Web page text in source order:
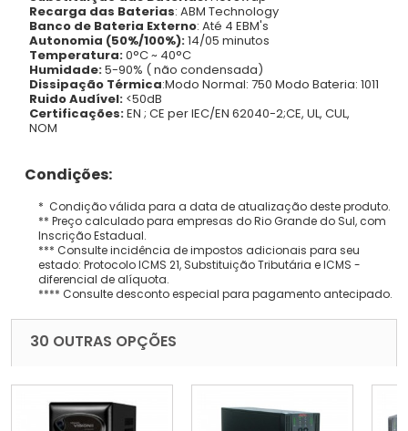
Recarga das Baterias: ABM Technology
Banco de Bateria Externo: Até 4 EBM's
Autonomia (50%/100%):14/05 minutos
Temperatura:0°C ~ 40°C
Humidade:5-90% ( não condensada)
Dissipação Térmica:Modo Normal: 750 Modo Bateria: 1011
Ruido Audível: <50dB
Certificações:EN ; CE per IEC/EN 62040-2;CE, UL, CUL,
NOM
Condições:
* Condição válida para a data de atualização deste produto.
** Preço calculado para empresas do Rio Grande do Sul, com
Inscrição Estadual.
*** Consulte incidência de impostos adicionais para seu
estado: Protocolo ICMS 21, Substituição Tributária e ICMS -
diferencial de alíquota.
**** Consulte desconto especial para pagamento antecipado.
30 OUTRAS OPÇÕES